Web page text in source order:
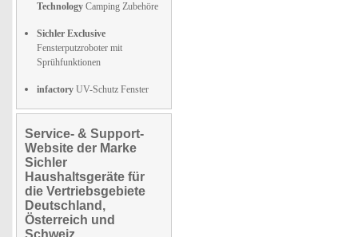
Technology Camping Zubehöre
Sichler Exclusive
Fensterputzroboter mit
Sprühfunktionen
infactory UV-Schutz Fenster
Service- & Support-
Website der Marke
Sichler
Haushaltsgeräte für
die Vertriebsgebiete
Deutschland,
Österreich und
Schweiz